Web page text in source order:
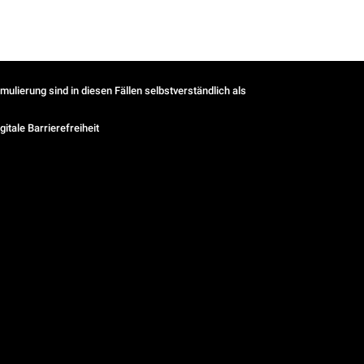
sind in diesen Fällen selbstverständlich als
Barrierefreiheit